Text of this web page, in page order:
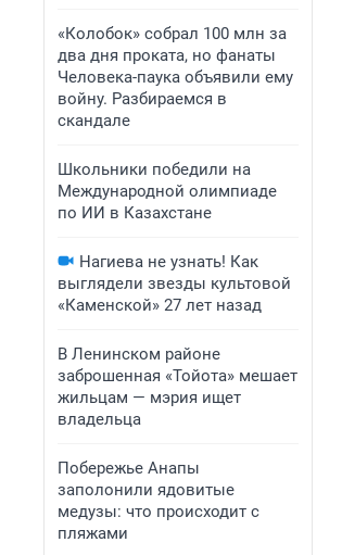
«Колобок» собрал 100 млн за
два дня проката, но фанаты
Человека-паука объявили ему
войну. Разбираемся в
скандале
Школьники победили на
Международной олимпиаде
по ИИ в Казахстане
Нагиева не узнать! Как
выглядели звезды культовой
«Каменской» 27 лет назад
В Ленинском районе
заброшенная «Тойота» мешает
жильцам — мэрия ищет
владельца
Побережье Анапы
заполонили ядовитые
медузы: что происходит с
пляжами